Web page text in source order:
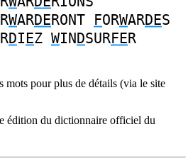
WARDERONT FORWARDES
DIEZ WINDSURFER
mots pour plus de détails (via le site
édition du dictionnaire officiel du